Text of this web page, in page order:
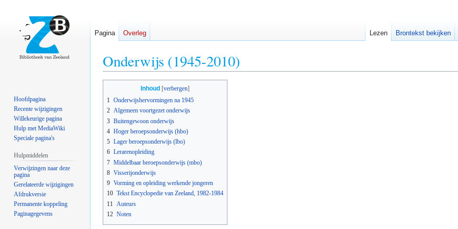
Onderwijs (1945-2010)
navigatie
springen
zoeken
springen
Inhoud
1 Onderwijshervormingen na 1945
2 Algemeen voortgezet onderwijs
3 Buitengewoon onderwijs
4 Hoger beroepsonderwijs (hbo)
5 Lager beroepsonderwijs (lbo)
6 Lerarenopleiding
7 Middelbaar beroepsonderwijs (mbo)
8 Visserijonderwijs
9 Vorming en opleiding werkende jongeren
10 Tekst Encyclopedie van Zeeland, 1982-1984
11
Auteurs
12 Noten
Pagina Overleg Lezen Brontekst bekijken
Hoofdpagina
Recente wijzigingen
Willekeurige pagina
Hulp met MediaWiki
Speciale pagina's
Hulpmiddelen
Verwijzingen naar deze
pagina
Gerelateerde wijzigingen
Afdrukversie
Permanente koppeling
Paginagegevens